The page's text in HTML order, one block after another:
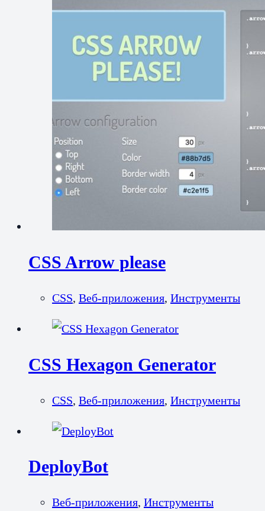
CSS Arrow please
CSS, Веб-приложения, Инструменты
CSS Hexagon Generator
CSS, Веб-приложения, Инструменты
DeployBot
Веб-приложения, Инструменты